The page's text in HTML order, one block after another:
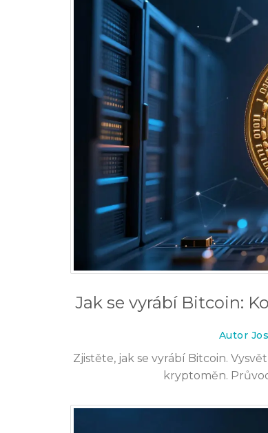
Jak se vyrábí Bitcoin:
Autor
Zjistěte, jak se vyrábí Bitcoin.
kryptoměn.